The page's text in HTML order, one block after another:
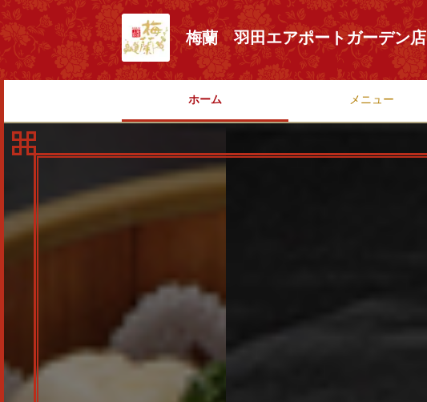
梅蘭 羽田エアポートガーデン店
ホーム メニュー